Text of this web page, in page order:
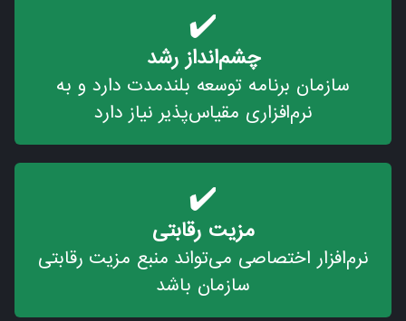
✔️
چشم‌انداز رشد
سازمان برنامه توسعه بلندمدت دارد و به
نرم‌افزاری مقیاس‌پذیر نیاز دارد
✔️
مزیت رقابتی
نرم‌افزار اختصاصی می‌تواند منبع مزیت رقابتی
سازمان باشد